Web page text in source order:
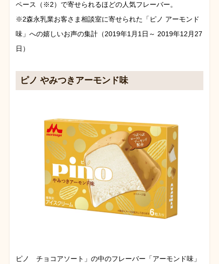
ペース（※2）で寄せられるほどの人気フレーバー。
※2森永乳業お客さま相談室に寄せられた「ピノ アーモンド
味」への嬉しいお声の集計（2019年1月1日～ 2019年12月27
日）
ピノ やみつきアーモンド味
ピノ チョコアソート」の中のフレーバー「アーモンド味」